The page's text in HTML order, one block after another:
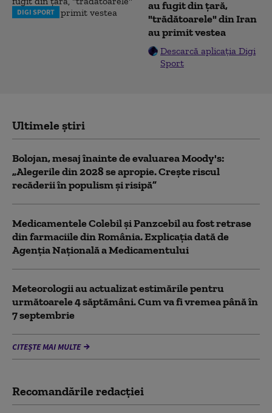
DIGI SPORT
au fugit din ţară,
"trădătoarele" din Iran
au primit vestea
Descarcă aplicația Digi
Sport
Ultimele știri
Bolojan, mesaj înainte de evaluarea Moody's:
„Alegerile din 2028 se apropie. Crește riscul
recăderii în populism și risipă”
Medicamentele Colebil și Panzcebil au fost retrase
din farmaciile din România. Explicația dată de
Agenția Națională a Medicamentului
Meteorologii au actualizat estimările pentru
următoarele 4 săptămâni. Cum va fi vremea până în
7 septembrie
CITEȘTE MAI MULTE
Recomandările redacţiei